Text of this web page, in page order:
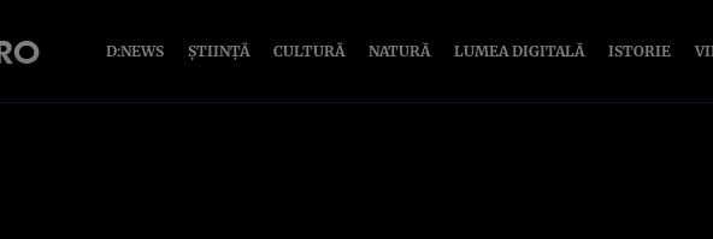
D:NEWS ȘTIINȚĂ CULTURĂ NATURĂ LUMEA DIGITALĂ ISTORIE